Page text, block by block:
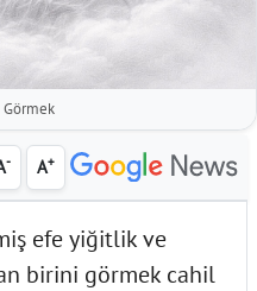
Görmek
- A+
efe yiğitlik ve
birini görmek cahil